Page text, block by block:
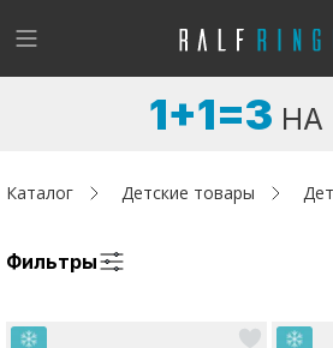
!
Женщинам
Возникли вопросы? - club@ralf.ru
1+1=3 НА
Каталог Детские товары
Фильтры